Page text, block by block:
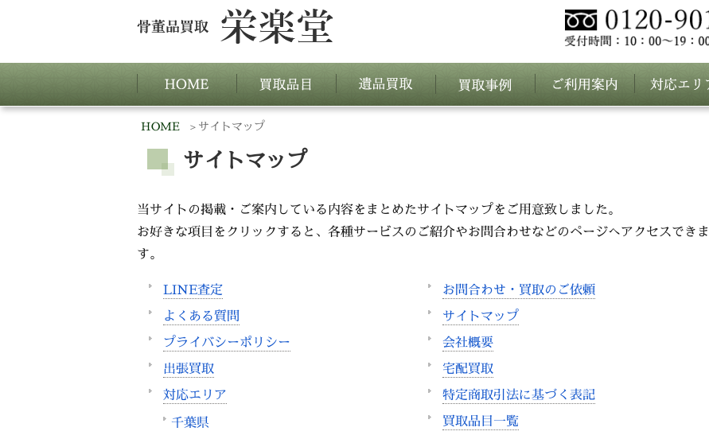
HOME サイトマップ
サイトマップ
当サイトの掲載・ご案内している内容をまとめたサイトマップをご用意致しました。
お好きな項目をクリックすると、各種サービスのご紹介やお問合わせなどのページへアクセスできま
す。
LINE査定
お問合わせ・買取のご依頼
よくある質問
サイトマップ
プライバシーポリシー
会社概要
出張買取
宅配買取
対応エリア
千葉県
特定商取引法に基づく表記
買取品目一覧